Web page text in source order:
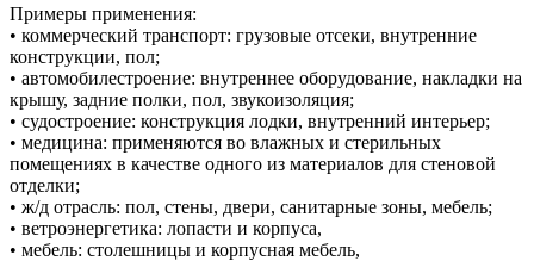
Примеры применения:
• коммерческий транспорт: грузовые отсеки, внутренние
конструкции, пол;
• автомобилестроение: внутреннее оборудование, накладки на
крышу, задние полки, пол, звукоизоляция;
• судостроение: конструкция лодки, внутренний интерьер;
• медицина: применяются во влажных и стерильных
помещениях в качестве одного из материалов для стеновой
отделки;
• ж/д отрасль: пол, стены, двери, санитарные зоны, мебель;
• ветроэнергетика: лопасти и корпуса,
• мебель: столешницы и корпусная мебель,